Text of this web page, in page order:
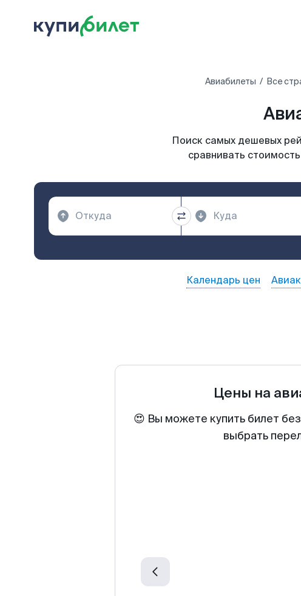
Авиабилеты Все
Поиск самых дешевых
сравнивать
Календарь цен
Цены на
😍 Вы можете купить билет
выбрать